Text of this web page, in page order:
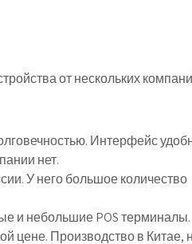
от нескольких
Интерфейс
нет.
У него большое количество
и небольшие POS терминалы.
цене. Производство в Китае,